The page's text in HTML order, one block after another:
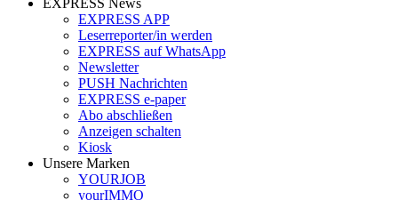
EXPRESS APP
Leserreporter/in werden
EXPRESS auf WhatsApp
Newsletter
PUSH Nachrichten
EXPRESS e-paper
Abo abschließen
Anzeigen schalten
Kiosk
Unsere Marken
YOURJOB
yourIMMO